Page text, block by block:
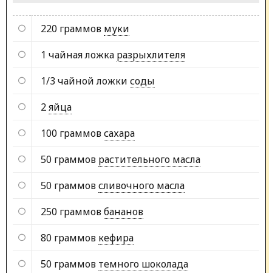
220 граммов муки
1 чайная ложка разрыхлителя
1/3 чайной ложки соды
2яйца
100 граммовсахара
50 граммов растительного масла
50 граммовсливочного масла
250 граммовбананов
80 граммов кефира
50 граммов темного шоколада